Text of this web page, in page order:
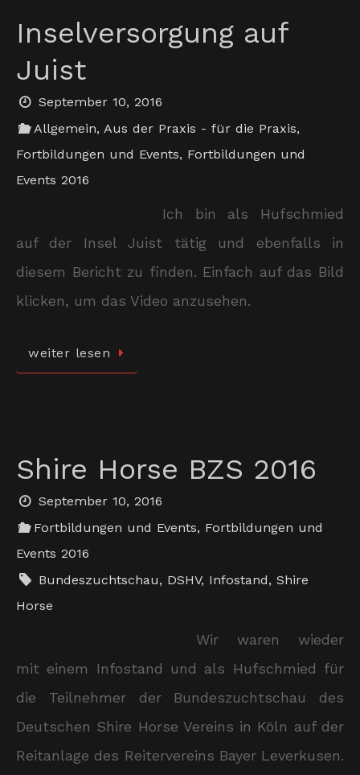
Inselversorgung auf
Juist
September 10, 2016
Allgemein,Aus der Praxis - für die Praxis,
Fortbildungen und Events, Fortbildungen und
Events 2016
Ich bin als Hufschmied
auf der Insel Juist tätig und ebenfalls in
diesem Bericht zu finden. Einfach auf das Bild
klicken, um das Video anzusehen.
weiter lesen
Shire Horse BZS 2016
September 10, 2016
Fortbildungen und Events, Fortbildungen und
Events 2016
Bundeszuchtschau, DSHV, Infostand,Shire
Horse
Wir waren wieder
mit einem Infostand und als Hufschmied für
die Teilnehmer der Bundeszuchtschau des
Deutschen Shire Horse Vereins in Köln auf der
Reitanlage des Reitervereins Bayer Leverkusen.